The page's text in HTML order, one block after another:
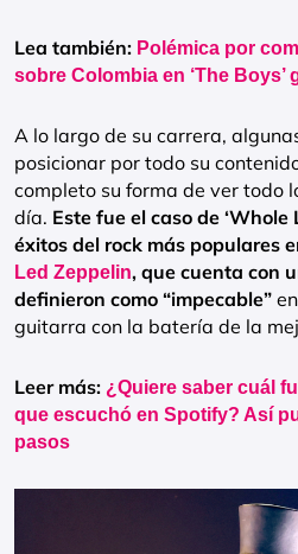
Lea también: Polémica por
sobre Colombia en ‘The
A lo largo de su carrera,
posicionar por todo su
completo su forma de ver todo
día. Este fue el caso de ‘Whole
éxitos del rock más populares
Led Zeppelin, que cuenta con
definieron como “impecable”
guitarra con la batería de la
Leer más: ¿Quiere saber cuál
que escuchó en Spotify? Así
pasos